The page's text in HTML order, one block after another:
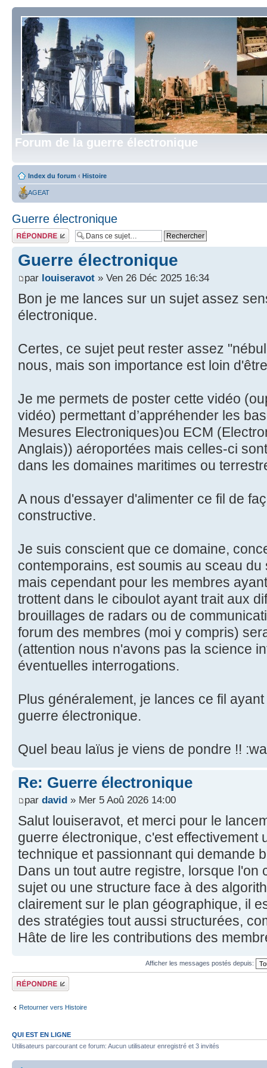
Forum de la guerre électronique
Index du forum ‹ Histoire
AGEAT
Guerre électronique
Répondre
Guerre électronique
par louiseravot » Ven 26 Déc 2025 16:34
Bon je me lances sur un sujet assez
électronique.
Certes, ce sujet peut rester assez
nous, mais son importance est loin
Je me permets de poster cette vidéo
vidéo) permettant d’appréhender les
Mesures Electroniques)ou ECM
Anglais)) aéroportées mais celles-ci
dans les domaines maritimes ou
A nous d'essayer d'alimenter ce fil de
constructive.
Je suis conscient que ce domaine,
contemporains, est soumis au sceau
mais cependant pour les membres
trottent dans le ciboulot ayant trait aux
brouillages de radars ou de
forum des membres (moi y compris)
(attention nous n'avons pas la science
éventuelles interrogations.
Plus généralement, je lances ce fil
guerre électronique.
Quel beau laïus je viens de pondre !!
Re: Guerre électronique
par david » Mer 5 Aoû 2026 14:00
Salut louiseravot, et merci pour le
guerre électronique, c'est effectivement
technique et passionnant qui demande
Dans un tout autre registre, lorsque l'on
sujet ou une structure face à des
clairement sur le plan géographique, il
des stratégies tout aussi structurées,
Hâte de lire les contributions des
Afficher les messages postés depuis:
Répondre
Retourner vers Histoire
QUI EST EN LIGNE
Utilisateurs parcourant ce forum: Aucun utilisateur enregistré et 3 invités